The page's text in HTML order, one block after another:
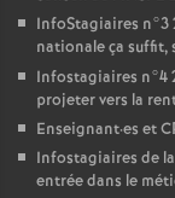
InfoStagiaires n°3
nationale ça suffit,
Infostagiaires n°4
projeter vers la
Enseignant·es et
Infostagiaires de
entrée dans le